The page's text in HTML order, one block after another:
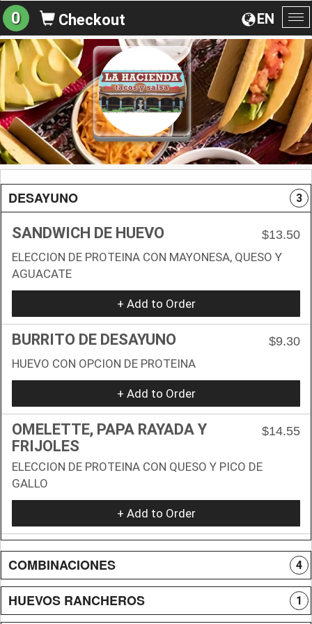
EN
0 Checkout
DESAYUNO 3
SANDWICH DE HUEVO
$13.50
ELECCION DE PROTEINA CON MAYONESA, QUESO Y
AGUACATE
+ Add to Order
BURRITO DE DESAYUNO
$9.30
HUEVO CON OPCION DE PROTEINA
+ Add to Order
OMELETTE, PAPA RAYADA Y
FRIJOLES
$14.55
ELECCION DE PROTEINA CON QUESO Y PICO DE
GALLO
+ Add to Order
COMBINACIONES 4
HUEVOS RANCHEROS 1